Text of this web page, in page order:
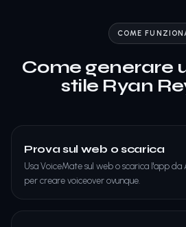
COME
Come generare
stile Ryan
Prova sul web o scarica
Usa VoiceMate sul web o scarica l'app
per creare voiceover ovunque.